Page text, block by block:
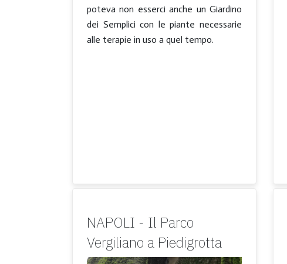
poteva non esserci anche un Giardino
dei Semplici con le piante necessarie
alle terapie in uso a quel tempo.
NAPOLI - Il Parco
Vergiliano a Piedigrotta